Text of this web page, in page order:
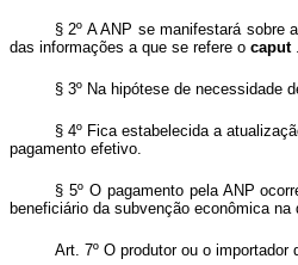
§ 2º A ANP se manifestará sobre
das informações a que se refere o caput .
§ 3º Na hipótese de necessidade
§ 4º Fica estabelecida a
pagamento efetivo.
§ 5º O pagamento pela ANP
beneficiário da subvenção econômica
Art. 7º O produtor ou o